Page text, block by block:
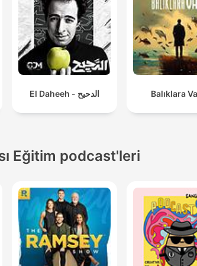
El Daheeh - الدحيح Balıklara
Eğitim podcast'leri